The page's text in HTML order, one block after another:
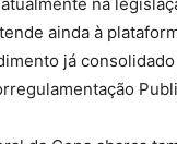
ainda à
já